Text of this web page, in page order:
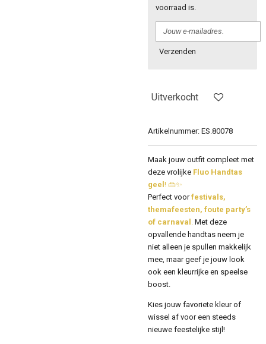
voorraad is.
Verzenden
Uitverkocht
Artikelnummer: ES.80078
Maak jouw outfit compleet met
deze vrolijke Fluo Handtas
geel! 👜✨
Perfect voor festivals,
themafeesten, foute party’s
of carnaval Met deze
opvallende handtas neem je
niet alleen je spullen makkelijk
mee, maar geef je jouw look
ook een kleurrijke en speelse
boost.
Kies jouw favoriete kleur of
wissel af voor een steeds
nieuwe feestelijke stijl!